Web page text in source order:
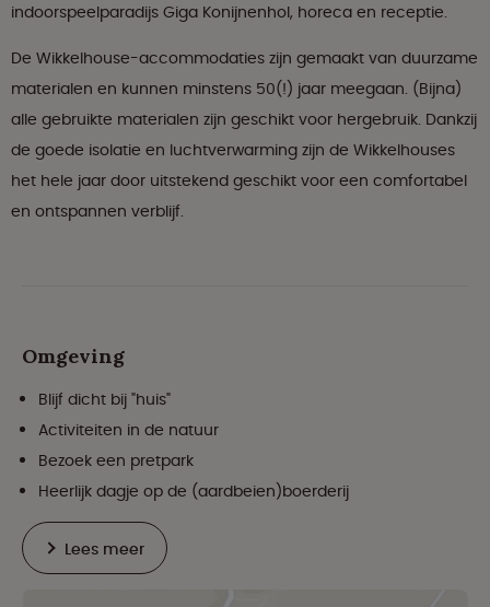
indoorspeelparadijs Giga Konijnenhol, horeca en receptie.
De Wikkelhouse-accommodaties zijn gemaakt van duurzame
materialen en kunnen minstens 50(!) jaar meegaan. (Bijna)
alle gebruikte materialen zijn geschikt voor hergebruik. Dankzij
de goede isolatie en luchtverwarming zijn de Wikkelhouses
het hele jaar door uitstekend geschikt voor een comfortabel
en ontspannen verblijf.
Omgeving
Blijf dicht bij "huis"
Activiteiten in de natuur
Bezoek een pretpark
Heerlijk dagje op de (aardbeien)boerderij
Lees meer